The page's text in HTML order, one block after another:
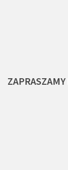
ZAPRASZAMY